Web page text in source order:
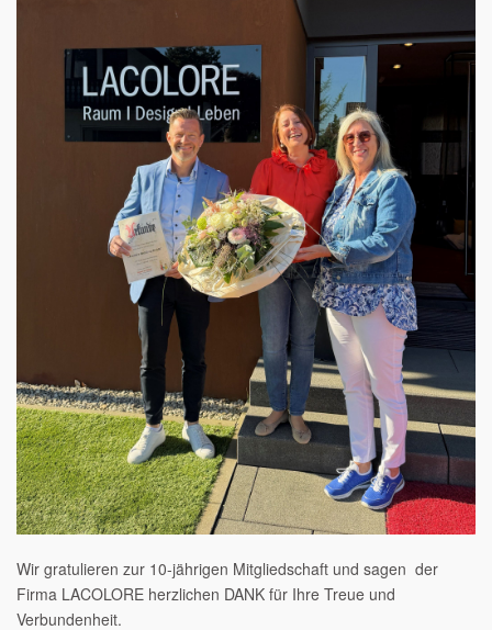
Wir gratulieren zur 10-jährigen Mitgliedschaft und sagen der
Firma LACOLORE herzlichen DANK für Ihre Treue und
Verbundenheit.